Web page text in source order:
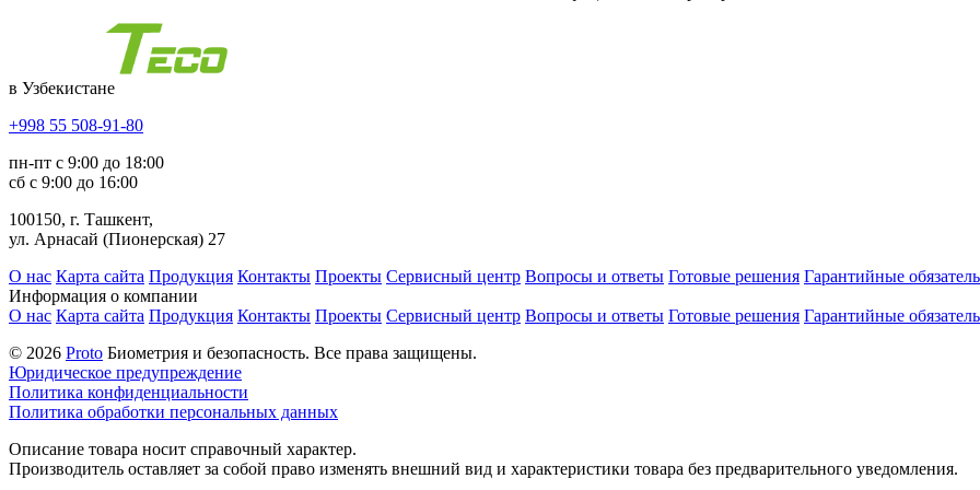
в Узбекистане
+998 55 508-91-80
пн-пт с 9:00 до 18:00
сб с 9:00 до 16:00
100150, г. Ташкент,
ул. Арнасай (Пионерская) 27
О нас Карта сайта Продукция Контакты Проекты Сервисный центр Вопросы и ответы Готовые решения Гарантийные
Информация о компании
О нас Карта сайта Продукция Контакты Проекты Сервисный центр Вопросы и ответы Готовые решения Гарантийные
© 2026 Proto Биометрия и безопасность. Все права защищены.
Юридическое предупреждение
Политика конфиденциальности
Политика обработки персональных данных
Описание товара носит справочный характер.
Производитель оставляет за собой право изменять внешний вид и характеристики товара без предварительного уведомления.